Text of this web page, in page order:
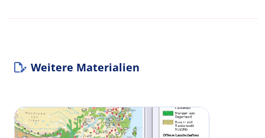
Weitere Materialien